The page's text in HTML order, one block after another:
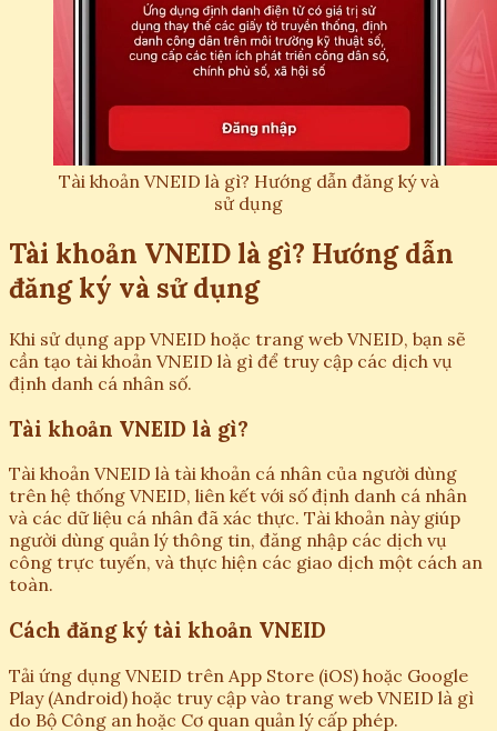
Tài khoản VNEID là gì? Hướng dẫn đăng ký và
sử dụng
Tài khoản VNEID là gì? Hướng dẫn
đăng ký và sử dụng
Khi sử dụng app VNEID hoặc trang web VNEID, bạn sẽ
cần tạo tài khoản VNEID là gì để truy cập các dịch vụ
định danh cá nhân số.
Tài khoản VNEID là gì?
Tài khoản VNEID là tài khoản cá nhân của người dùng
trên hệ thống VNEID, liên kết với số định danh cá nhân
và các dữ liệu cá nhân đã xác thực. Tài khoản này giúp
người dùng quản lý thông tin, đăng nhập các dịch vụ
công trực tuyến, và thực hiện các giao dịch một cách an
toàn.
Cách đăng ký tài khoản VNEID
Tải ứng dụng VNEID trên App Store (iOS) hoặc Google
Play (Android) hoặc truy cập vào trang web VNEID là gì
do Bộ Công an hoặc Cơ quan quản lý cấp phép.